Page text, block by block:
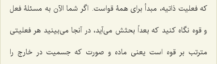
که فعلیت ذاتیه، مبدأ برای همۀ قواست. اگر شما الآن به مسئلۀ فعل
و قوه نگاه کنید که بعداً بحثش می‌آید، در آنجا می‌بینید هر فعلیتی
مترتب بر قوه است یعنی ماده و صورت که جسمیت در خارج را